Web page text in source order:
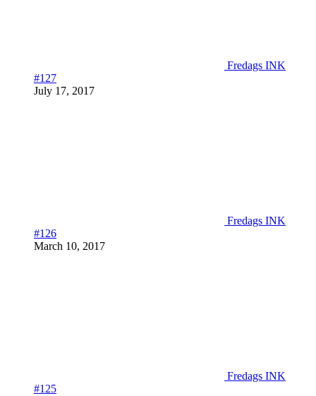
Fredags INK
#127
July 17, 2017
Fredags INK
#126
March 10, 2017
Fredags INK
#125